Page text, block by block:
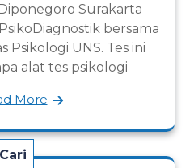
Surakarta
bersama
Psikologi UNS. Tes ini
alat tes psikologi
More
Cari